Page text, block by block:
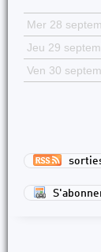
Mer 28
Jeu 29
Ven 30